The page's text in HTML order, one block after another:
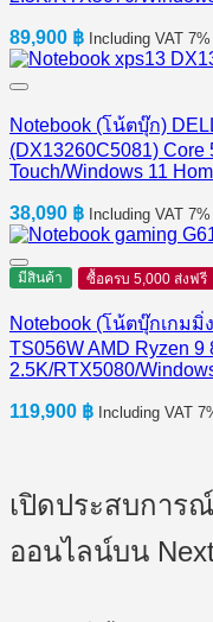
89,900 ฿ Including VAT 7%
Notebook (โน้ตบุ๊ก)
(DX13260C5081) Core
Touch/Windows 11
38,090 ฿ Including VAT 7%
มีสินค้า ซื้อครบ 5,000 ส่งฟรี
Notebook (โน้ตบุ๊กเกมมิ่
TS056W AMD Ryzen 9
2.5K/RTX5080/
119,900 ฿ Including VAT
เปิดประสบการ
ออนไลน์บน